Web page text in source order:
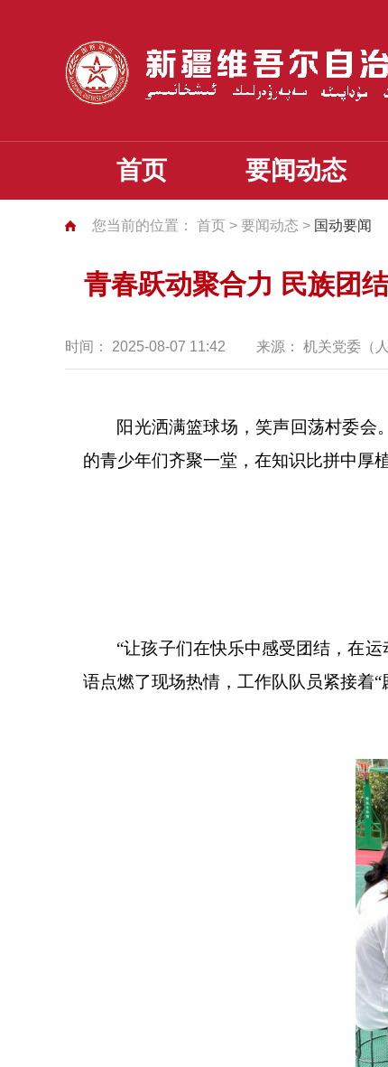
首页 要闻动态
您当前的位置： 首页 > 要闻动态 > 国动要闻
青春跃动聚合力 民族团
时间： 2025-08-07 11:42 来源： 机关党委（人
阳光洒满篮球场，笑声回荡村委会。
的青少年们齐聚一堂，在知识比拼中厚
“让孩子们在快乐中感受团结，在
语点燃了现场热情，工作队队员紧接着“